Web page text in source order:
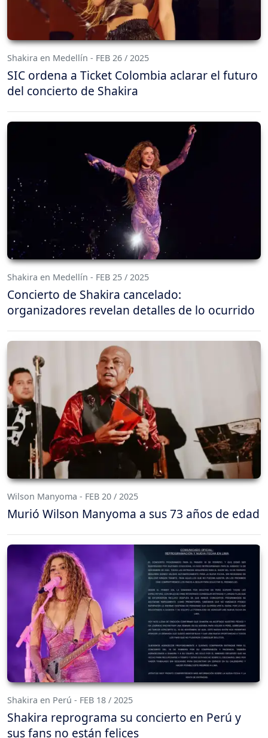
Shakira en Medellín - FEB 26 / 2025
SIC ordena a Ticket Colombia aclarar el futuro
del concierto de Shakira
Shakira en Medellín - FEB 25 / 2025
Concierto de Shakira cancelado:
organizadores revelan detalles de lo ocurrido
Wilson Manyoma - FEB 20 / 2025
Murió Wilson Manyoma a sus 73 años de edad
Shakira en Perú - FEB 18 / 2025
Shakira reprograma su concierto en Perú y
sus fans no están felices